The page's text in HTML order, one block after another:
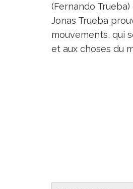
(Fernando
Jonas Trueba
mouvements, qui
et aux choses du